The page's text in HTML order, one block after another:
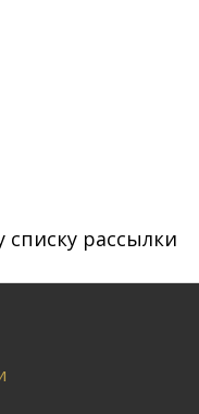
рассылки